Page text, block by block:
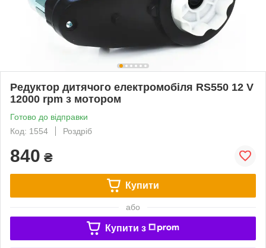
Редуктор дитячого електромобіля RS550 12 V
12000 rpm з мотором
Готово до відправки
Код: 1554
Роздріб
840 ₴
Купити
або
Купити з